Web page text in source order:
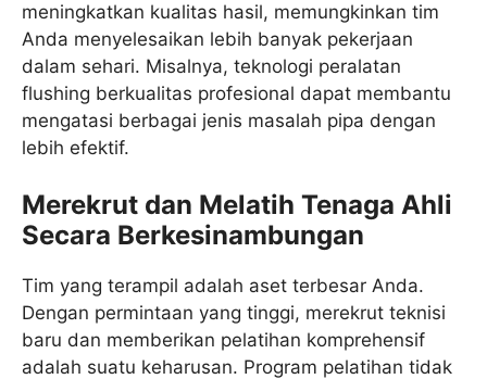
meningkatkan kualitas hasil, memungkinkan tim
Anda menyelesaikan lebih banyak pekerjaan
dalam sehari. Misalnya, teknologi peralatan
flushing berkualitas profesional dapat membantu
mengatasi berbagai jenis masalah pipa dengan
lebih efektif.
Merekrut dan Melatih Tenaga Ahli
Secara Berkesinambungan
Tim yang terampil adalah aset terbesar Anda.
Dengan permintaan yang tinggi, merekrut teknisi
baru dan memberikan pelatihan komprehensif
adalah suatu keharusan. Program pelatihan tidak